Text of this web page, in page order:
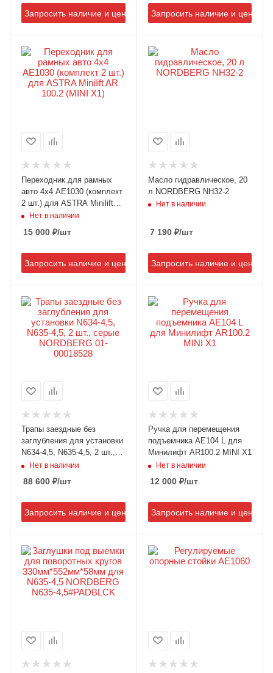
Запросить наличие и цену Запросить наличие и цену
Переходник для рамных
авто 4х4 AE1030 (комплект
2 шт.) для ASTRA Minilift
AR 100.2 (MINI X1)
Нет в наличии
15 000 ₽/шт
Запросить наличие и цену
Масло гидравлическое, 20
л NORDBERG NH32-2
Нет в наличии
7 190₽/шт
Запросить наличие и цену
Трапы заездные без
заглубления для установки
N634-4,5, N635-4,5, 2 шт.,
серые NORDBERG 01-
00018528
Нет в наличии
88 600 ₽/шт
Запросить наличие и цену
Ручка для перемещения
подъемника AE104 L для
Минилифт AR100.2 MINI X1
Нет в наличии
12 000₽/шт
Запросить наличие и цену